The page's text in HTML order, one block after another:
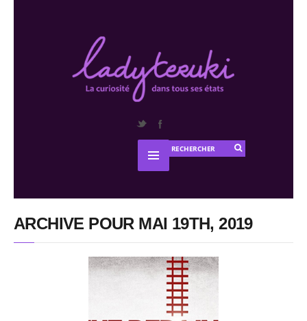
ARCHIVE POUR MAI 19TH, 2019